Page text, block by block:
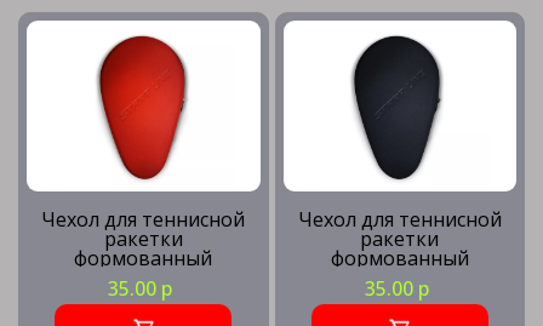
Чехол для теннисной
ракетки
формованный
(красный)
35.00 р
Чехол для теннисной
ракетки
формованный
(черный)
35.00 р